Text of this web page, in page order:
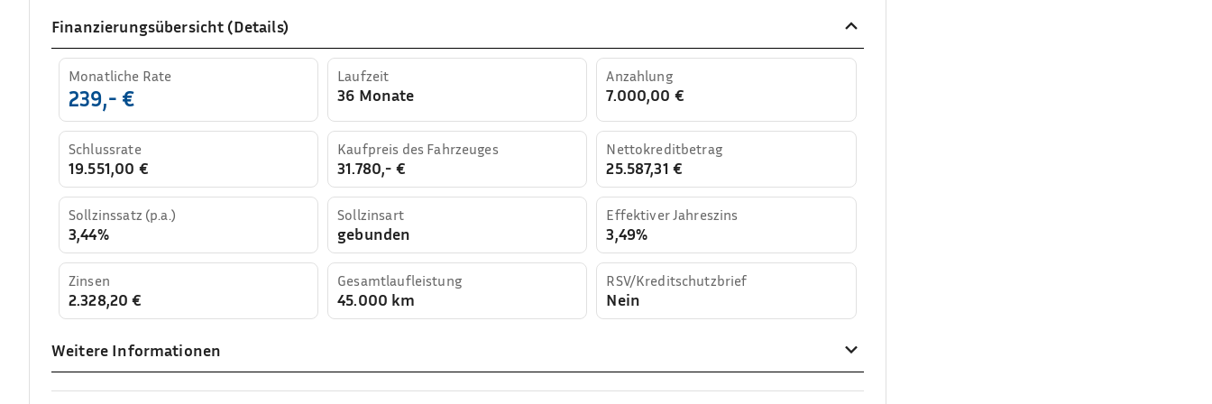
Finanzierungsübersicht (Details)
Monatliche Rate
239,- €
Laufzeit
36 Monate
Anzahlung
7.000,00 €
Schlussrate
19.551,00 €
Kaufpreis des Fahrzeuges
31.780,- €
Nettokreditbetrag
25.587,31 €
Sollzinssatz (p.a.)
3,44%
Sollzinsart
gebunden
Effektiver Jahreszins
3,49%
Zinsen
2.328,20 €
Gesamtlaufleistung
45.000 km
RSV/Kreditschutzbrief
Nein
Weitere Informationen